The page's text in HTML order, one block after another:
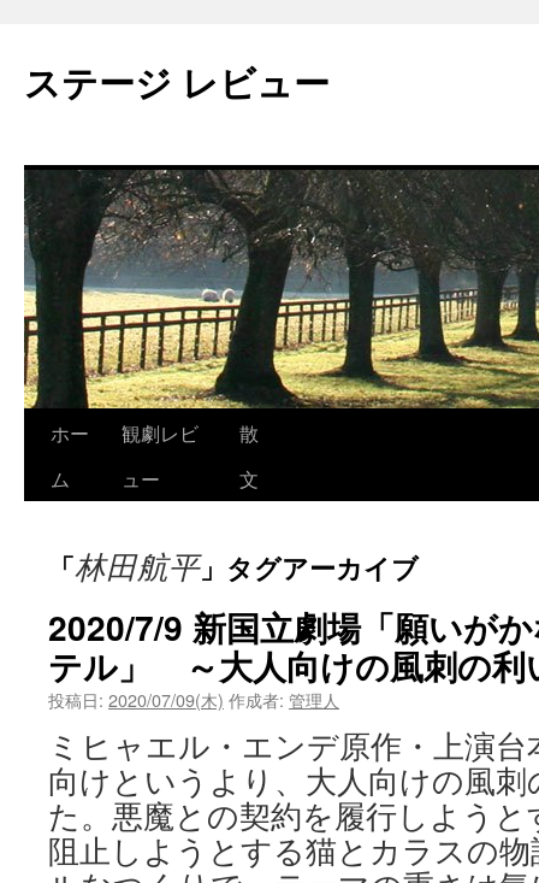
ステージ レビュー
ツ
へ
ス
ッ
プ
ホー
ム
観劇レビ
ュー
散
文
「林田航平」タグアーカイブ
2020/7/9 新国立劇場「願いが
テル」 ～大人向けの風刺の利
投稿日: 2020/07/09(木) 作成者: 管理人
ミヒャエル・エンデ原作・上演
向けというより、大人向けの風
た。悪魔との契約を履行しよう
阻止しようとする猫とカラスの